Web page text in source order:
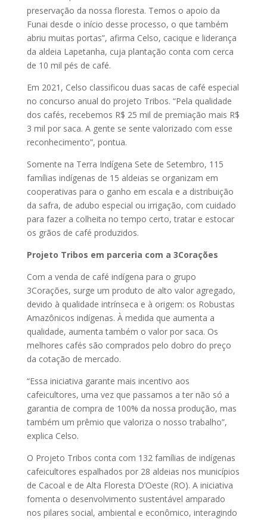
preservação da nossa floresta. Temos o apoio da
Funai desde o início desse processo, o que também
abriu muitas portas”, afirma Celso, cacique e liderança
da aldeia Lapetanha, cuja plantação conta com cerca
de 10 mil pés de café.
Em 2021, Celso classificou duas sacas de café especial
no concurso anual do projeto Tribos. “Pela qualidade
dos cafés, recebemos R$ 25 mil de premiação mais R$
3 mil por saca. A gente se sente valorizado com esse
reconhecimento”, pontua.
Somente na Terra Indígena Sete de Setembro, 115
famílias indígenas de 15 aldeias se organizam em
cooperativas para o ganho em escala e a distribuição
da safra, de adubo especial ou irrigação, com cuidado
para fazer a colheita no tempo certo, tratar e estocar
os grãos de café produzidos.
Projeto Tribos em parceria com a 3Corações
Com a venda de café indígena para o grupo
3Corações, surge um produto de alto valor agregado,
devido à qualidade intrínseca e à origem: os Robustas
Amazônicos indígenas. À medida que aumenta a
qualidade, aumenta também o valor por saca. Os
melhores cafés são comprados pelo dobro do preço
da cotação de mercado.
“Essa iniciativa garante mais incentivo aos
cafeicultores, uma vez que passamos a ter não só a
garantia de compra de 100% da nossa produção, mas
também um prêmio que valoriza o nosso trabalho”,
explica Celso.
O Projeto Tribos conta com 132 famílias de indígenas
cafeicultores espalhados por 28 aldeias nos municípios
de Cacoal e de Alta Floresta D’Oeste (RO). A iniciativa
fomenta o desenvolvimento sustentável amparado
nos pilares social, ambiental e econômico, interagindo